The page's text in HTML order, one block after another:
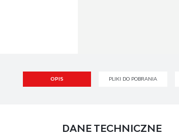
OPIS PLIKI DO POBRANIA
DANE TECHNICZNE